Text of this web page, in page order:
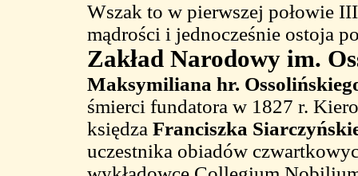
Wszak to w pierwszej połowie
mądrości i jednocześnie ostoja
Zakład Narodowy im.
Maksymiliana hr.
śmierci fundatora w 1827 r.
księdza Franciszka
uczestnika obiadów